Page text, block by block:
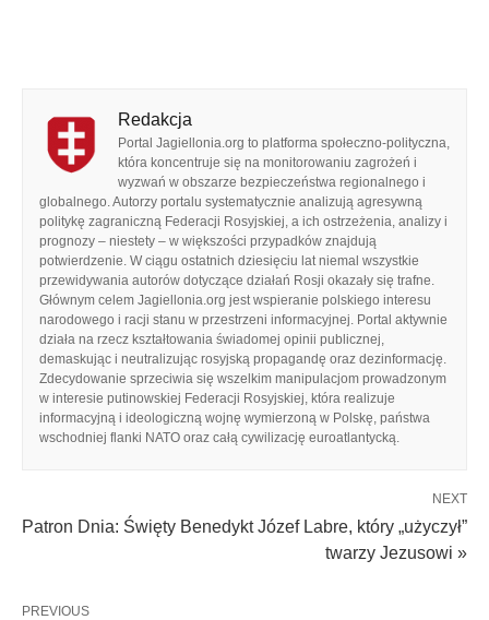
Redakcja
Portal Jagiellonia.org to platforma społeczno-polityczna,
która koncentruje się na monitorowaniu zagrożeń i
wyzwań w obszarze bezpieczeństwa regionalnego i
globalnego. Autorzy portalu systematycznie analizują agresywną
politykę zagraniczną Federacji Rosyjskiej, a ich ostrzeżenia, analizy i
prognozy – niestety – w większości przypadków znajdują
potwierdzenie. W ciągu ostatnich dziesięciu lat niemal wszystkie
przewidywania autorów dotyczące działań Rosji okazały się trafne.
Głównym celem Jagiellonia.org jest wspieranie polskiego interesu
narodowego i racji stanu w przestrzeni informacyjnej. Portal aktywnie
działa na rzecz kształtowania świadomej opinii publicznej,
demaskując i neutralizując rosyjską propagandę oraz dezinformację.
Zdecydowanie sprzeciwia się wszelkim manipulacjom prowadzonym
w interesie putinowskiej Federacji Rosyjskiej, która realizuje
informacyjną i ideologiczną wojnę wymierzoną w Polskę, państwa
wschodniej flanki NATO oraz całą cywilizację euroatlantycką.
NEXT
Patron Dnia: Święty Benedykt Józef Labre, który „użyczył”
twarzy Jezusowi »
PREVIOUS